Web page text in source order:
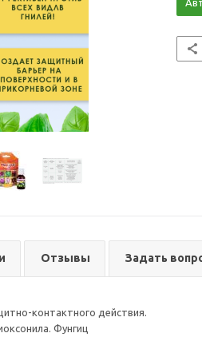
Отзывы Задать
контактного действия.
Фунгиц